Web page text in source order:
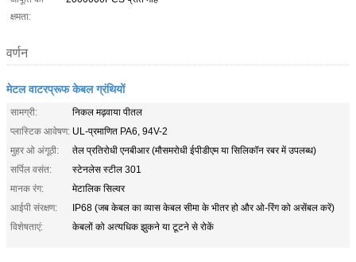
क्षमता:
वर्णन
मेटल वाटरप्रूफ केबल ग्रंथियों
सामग्री:
निकल मढ़वाया पीतल
प्लास्टिक आवेषण: UL-प्रमाणित PA6, 94V-2
मुहर ओ अंगूठी:
तेल प्रतिरोधी एनबीआर (मौसमरोधी ईपीडीएम या सिलिकॉन रबर में उपलब्ध)
सर्पिल वसंत:
स्टेनलेस स्टील 301
मानक रंग:
मेटालिक सिल्वर
आईपी ​​​​संरक्षण:
IP68 (जब केबल का व्यास केबल सीमा के भीतर हो और ओ-रिंग को असेंबल करें)
विशेषताएं:
केबलों को अत्यधिक झुकने या टूटने से रोकें